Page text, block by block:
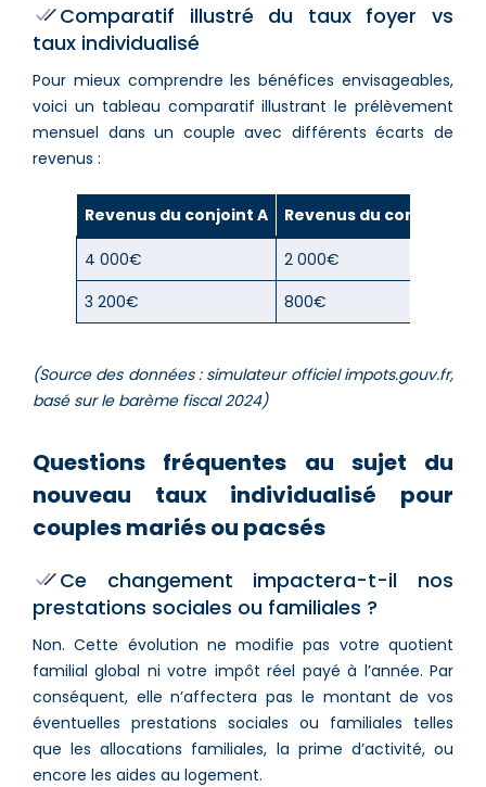
Comparatif illustré du taux foyer vs
taux individualisé
Pour mieux comprendre les bénéfices envisageables,
voici un tableau comparatif illustrant le prélèvement
mensuel dans un couple avec différents écarts de
revenus :
Revenus du conjoint A Revenus du conjoint B
4 000€ 2 000€
3 200€
800€
(Source des données : simulateur officiel impots.gouv.fr,
basé sur le barème fiscal 2024)
Questions fréquentes au sujet du
nouveau taux individualisé pour
couples mariés ou pacsés
Ce changement impactera-t-il nos
prestations sociales ou familiales ?
Non. Cette évolution ne modifie pas votre quotient
familial global ni votre impôt réel payé à l’année. Par
conséquent, elle n’affectera pas le montant de vos
éventuelles prestations sociales ou familiales telles
que les allocations familiales, la prime d’activité, ou
encore les aides au logement.